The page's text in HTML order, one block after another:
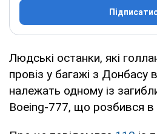
Людські останки, які
провіз у багажі з Донбасу
належать одному із
Boeing-777, що розбився в